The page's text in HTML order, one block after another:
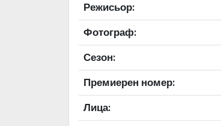
Качество на изображението
Институция
Режисьор:
Фотограф:
Сезон:
Премиерен номер:
Лица: